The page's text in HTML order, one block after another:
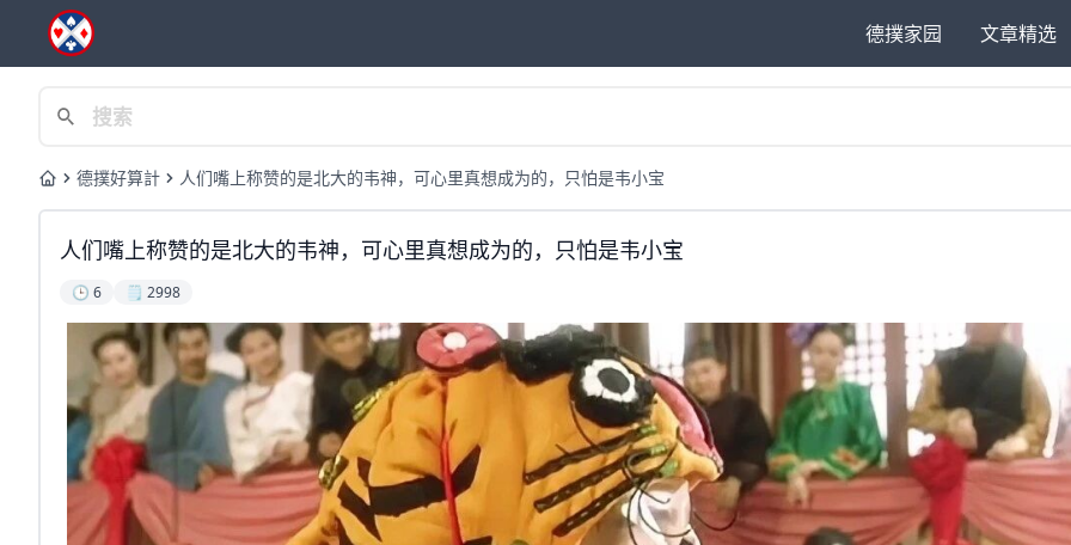
德撲家园 文章精选
Home德撲好算計 人们嘴上称赞的是北大的韦神，可心里真想成为的，只怕是韦小宝
人们嘴上称赞的是北大的韦神，可心里真想成为的，只怕是韦小宝
🕒 6 🗒️ 2998